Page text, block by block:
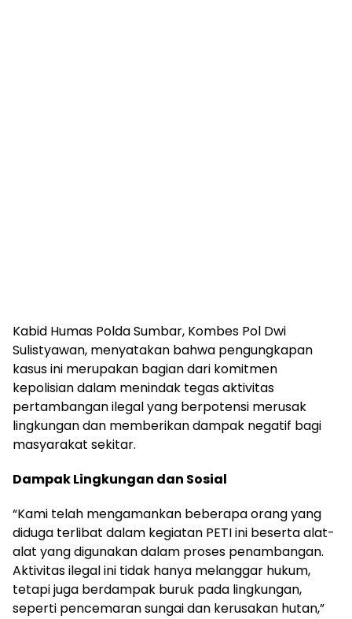
Kabid Humas Polda Sumbar, Kombes Pol Dwi
Sulistyawan, menyatakan bahwa pengungkapan
kasus ini merupakan bagian dari komitmen
kepolisian dalam menindak tegas aktivitas
pertambangan ilegal yang berpotensi merusak
lingkungan dan memberikan dampak negatif bagi
masyarakat sekitar.
Dampak Lingkungan dan Sosial
“Kami telah mengamankan beberapa orang yang
diduga terlibat dalam kegiatan PETI ini beserta alat-
alat yang digunakan dalam proses penambangan.
Aktivitas ilegal ini tidak hanya melanggar hukum,
tetapi juga berdampak buruk pada lingkungan,
seperti pencemaran sungai dan kerusakan hutan,”